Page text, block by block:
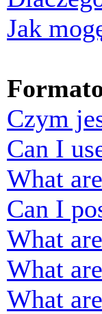
Jak
Czym
Can I
What
Can I
What
What
What